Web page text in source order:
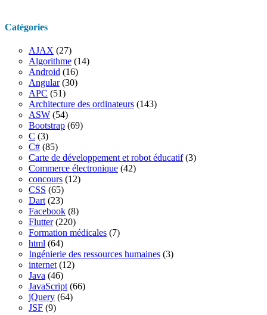
Catégories
AJAX (27)
Algorithme (14)
Android (16)
Angular(30)
APC (51)
Architecture des ordinateurs (143)
ASW (54)
Bootstrap (69)
C (3)
C# (85)
Carte de développement et robot éducatif(3)
Commerce électronique (42)
concours (12)
CSS (65)
Dart (23)
Facebook (8)
Flutter(220)
Formation médicales (7)
html (64)
Ingénierie des ressources humaines (3)
internet (12)
Java (46)
JavaScript (66)
jQuery (64)
JSF (9)